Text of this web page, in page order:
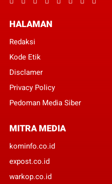
HALAMAN
Redaksi
Kode Etik
Disclamer
Privacy Policy
Pedoman Media Siber
MITRA MEDIA
kominfo.co.id
expost.co.id
warkop.co.id